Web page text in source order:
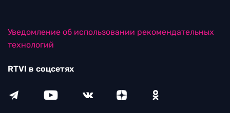
Уведомление об использовании рекомендательных
технологий
RTVI в соцсетях